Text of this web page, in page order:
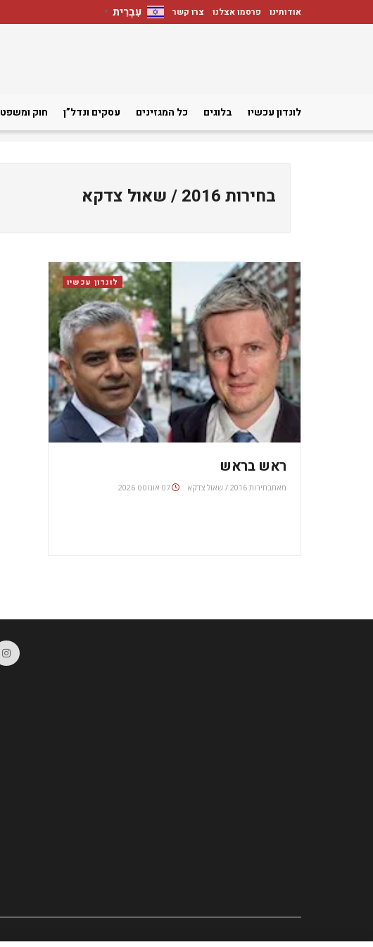
אודותינו פרסמו אצלנו צרו קשר עִבְרִית ▼
לונדון עכשיו בלוגים כל המגזינים עסקים ונדל”ן חוק ומשפט
בחירות 2016 / שאול צדקא
לונדון עכשיו
ראש בראש
מאתבחירות 2016 / שאול צדקא 07 אוגוסט 2026